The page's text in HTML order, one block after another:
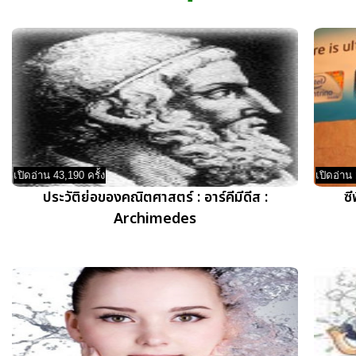
เปิดอ่าน 43,190 ครั้ง
ประวัติย่อของคณิตศาสตร์ : อาร์คีมีดีส :
Archimedes
เปิดอ่าน
ซี